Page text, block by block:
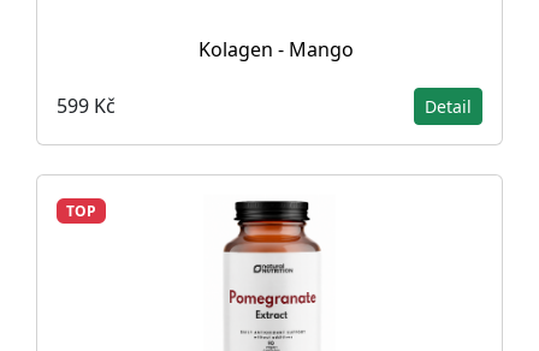
Kolagen - Mango
599 Kč Detail
TOP